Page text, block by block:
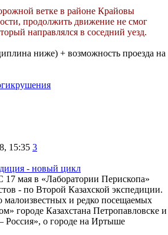
ветке в районе Крайовы
продолжить движение не смог
направлялся в соседний уезд.
ниже) + возможность проезда на
крушения
15:35 3
- новый цикл
мая в «Лаборатории Перископа»
- по Второй Казахской экспедиции.
малоизвестных и редко посещаемых
городе Казахстана Петропавловске и
Россия», о городе на Иртыше